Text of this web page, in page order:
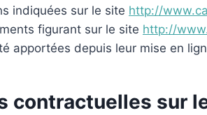
indiquées sur le site http://
figurant sur le site http://
apportées depuis leur mise en
contractuelles sur